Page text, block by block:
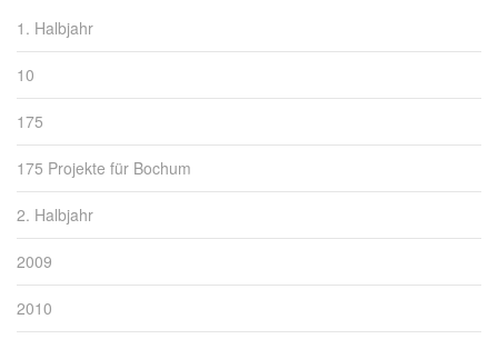
1. Halbjahr
10
175
175 Projekte für Bochum
2. Halbjahr
2009
2010